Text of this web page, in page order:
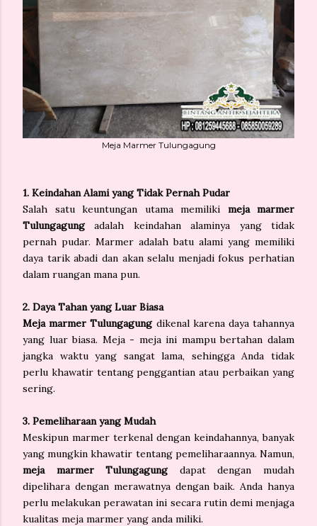
Meja Marmer Tulungagung
1. Keindahan Alami yang Tidak Pernah Pudar
Salah satu keuntungan utama memiliki meja marmer
Tulungagungadalah keindahan alaminya yang tidak
pernah pudar. Marmer adalah batu alami yang memiliki
daya tarik abadi dan akan selalu menjadi fokus perhatian
dalam ruangan mana pun.
2. Daya Tahan yang Luar Biasa
Meja marmer Tulungagungdikenal karena daya tahannya
yang luar biasa. Meja - meja ini mampu bertahan dalam
jangka waktu yang sangat lama, sehingga Anda tidak
perlu khawatir tentang penggantian atau perbaikan yang
sering.
3. Pemeliharaan yang Mudah
Meskipun marmer terkenal dengan keindahannya, banyak
yang mungkin khawatir tentang pemeliharaannya. Namun,
meja marmer Tulungagungdapat dengan mudah
dipelihara dengan merawatnya dengan baik. Anda hanya
perlu melakukan perawatan ini secara rutin demi menjaga
kualitas meja marmer yang anda miliki.